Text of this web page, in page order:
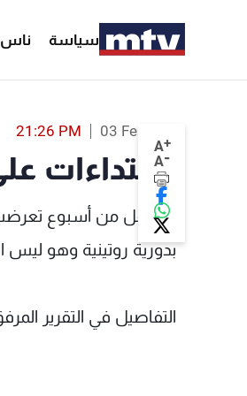
سياسة ناس
A+
A-
03 Feb 2022
21:26 PM
الاعتداءات
في أقل من أسبوع تعرضت
بدورية روتينية وهو ليس
التفاصيل في التقرير